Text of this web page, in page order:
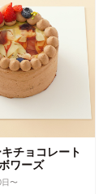
チョコレート
ワーズ
〜